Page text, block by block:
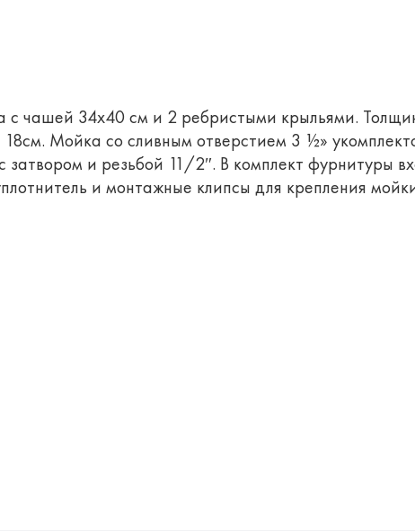
с чашей 34х40 см и 2 ребристыми крыльями.
Мойка со сливным отверстием 3 ½»
и резьбой 11/2″. В комплект фурнитуры
и монтажные клипсы для крепления